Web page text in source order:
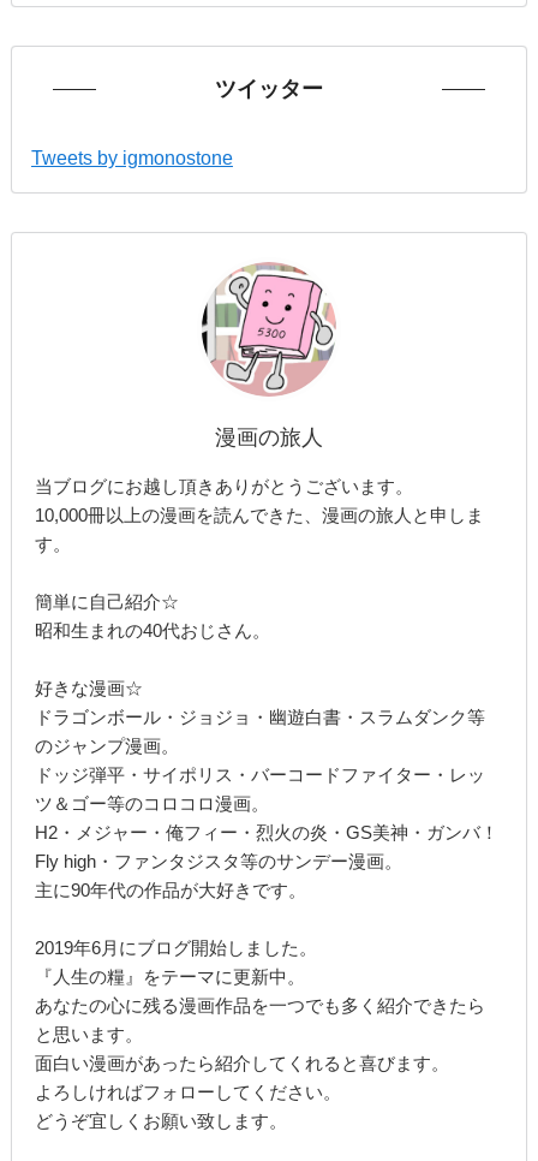
カ
ツイッター
Tweets by igmonostone
漫画の旅人
当ブログにお越し頂きありがとうございます。
10,000冊以上の漫画を読んできた、漫画の旅人と申しま
す。
簡単に自己紹介☆
昭和生まれの40代おじさん。
好きな漫画☆
ドラゴンボール・ジョジョ・幽遊白書・スラムダンク等
のジャンプ漫画。
ドッジ弾平・サイポリス・バーコードファイター・レッ
ツ＆ゴー等のコロコロ漫画。
H2・メジャー・俺フィー・烈火の炎・GS美神・ガンバ！
Fly high・ファンタジスタ等のサンデー漫画。
主に90年代の作品が大好きです。
2019年6月にブログ開始しました。
『人生の糧』をテーマに更新中。
あなたの心に残る漫画作品を一つでも多く紹介できたら
と思います。
面白い漫画があったら紹介してくれると喜びます。
よろしければフォローしてください。
どうぞ宜しくお願い致します。